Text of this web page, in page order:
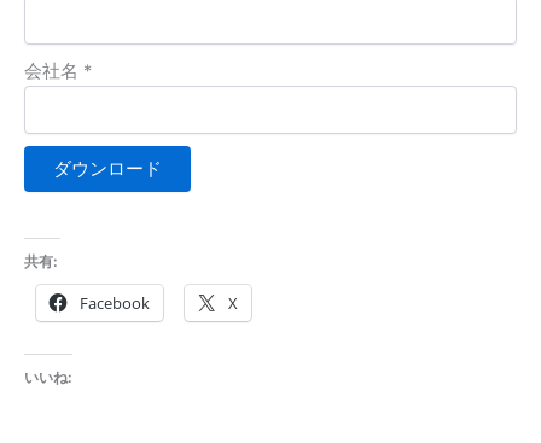
会社名 *
ダウンロード
共有:
Facebook X
いいね: